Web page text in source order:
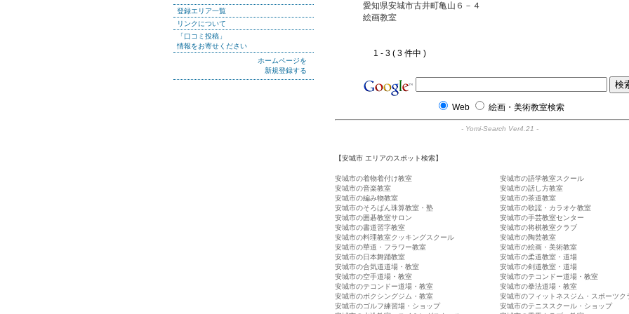
愛知県安城市古井町亀山６－４
絵画教室
1 - 3 ( 3 件中 )
Web 絵画・美術教室検索
- Yomi-Search Ver4.21 -
【安城市 エリアのスポット検索】
安城市の着物着付け教室
安城市の語学教室スクール
安城市の音楽教室
安城市の話し方教室
安城市の編み物教室
安城市の茶道教室
安城市のそろばん珠算教室・塾
安城市の歌謡・カラオケ教室
安城市の囲碁教室サロン
安城市の手芸教室センター
安城市の書道習字教室
安城市の将棋教室クラブ
安城市の料理教室クッキングスクール
安城市の陶芸教室
安城市の華道・フラワー教室
安城市の絵画・美術教室
安城市の日本舞踊教室
安城市の柔道教室・道場
安城市の合気道道場・教室
安城市の剣道教室・道場
安城市の空手道場・教室
安城市のテコンドー道場・教室
安城市のテコンドー道場・教室
安城市の拳法道場・教室
安城市のボクシングジム・教室
安城市のフィットネスジム・スポーツク
安城市のゴルフ練習場・ショップ
安城市のテニススクール・ショップ
登録エリア一覧
リンクについて
「口コミ投稿」
情報をお寄せください
ホームページを
新規登録する